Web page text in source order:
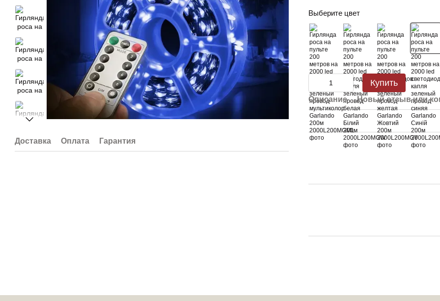
Доставка Оплата Гарантия
Выберите цвет
Купить
Описание Новый отзыв или